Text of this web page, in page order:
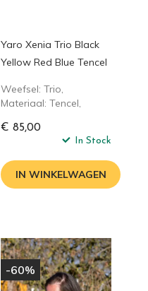
Yaro Xenia Trio Black
Yellow Red Blue Tencel
Weefsel: Trio,
Materiaal: Tencel,
€ 85,00
In Stock
IN WINKELWAGEN
-60%